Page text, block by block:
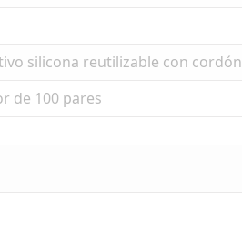
silicona reutilizable con cordón
de 100 pares